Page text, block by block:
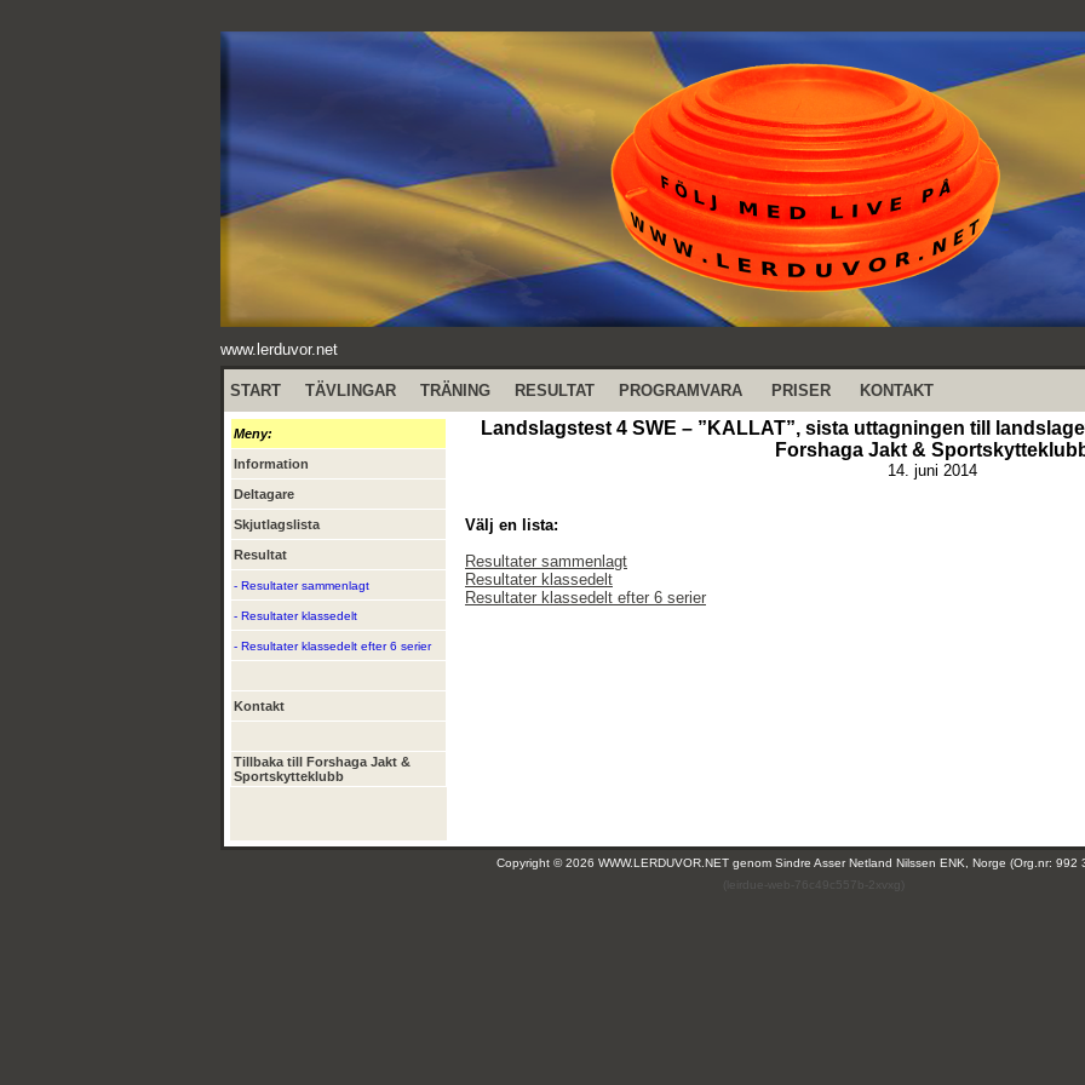
www.lerduvor.net
START TÄVLINGAR TRÄNING RESULTAT PROGRAMVARA PRISER KONTAKT
Meny:
Information
Deltagare
Skjutlagslista
Resultat
- Resultater sammenlagt
- Resultater klassedelt
- Resultater klassedelt efter 6 serier
Kontakt
Tillbaka till Forshaga Jakt &
Sportskytteklubb
Landslagstest 4 SWE – ”KALLAT”, sista uttagningen till
Forshaga Jakt &
14. juni 2014
Välj en lista:
Resultater sammenlagt
Resultater klassedelt
Resultater klassedelt efter 6 serier
Copyright © 2026 WWW.LERDUVOR.NET genom Sindre Asser Netland Nilssen ENK, Norge (Org.nr: 992
(leirdue-web-76c49c557b-2xvxg)